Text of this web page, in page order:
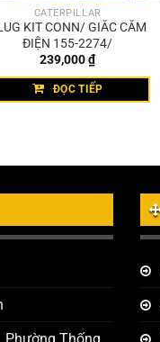
CATERPILLAR
KIT CONN/ GIẮC CẮM
ĐIỆN 155-2274/
239,000₫
ĐỌC TIẾP